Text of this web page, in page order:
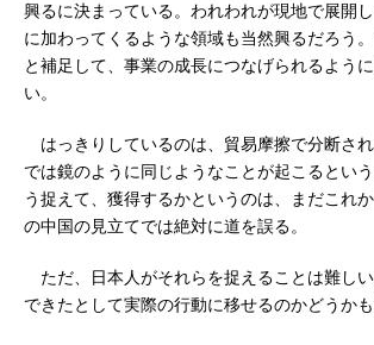
興るに決まっている。われわれが現地で展開
に加わってくるような領域も当然興るだろう
と補足して、事業の成長につなげられるよう
い。
はっきりしているのは、貿易摩擦で分断さ
では鏡のように同じようなことが起こるとい
う捉えて、獲得するかというのは、まだこれ
の中国の見立てでは絶対に道を誤る。
ただ、日本人がそれらを捉えることは難し
できたとして実際の行動に移せるのかどうかも